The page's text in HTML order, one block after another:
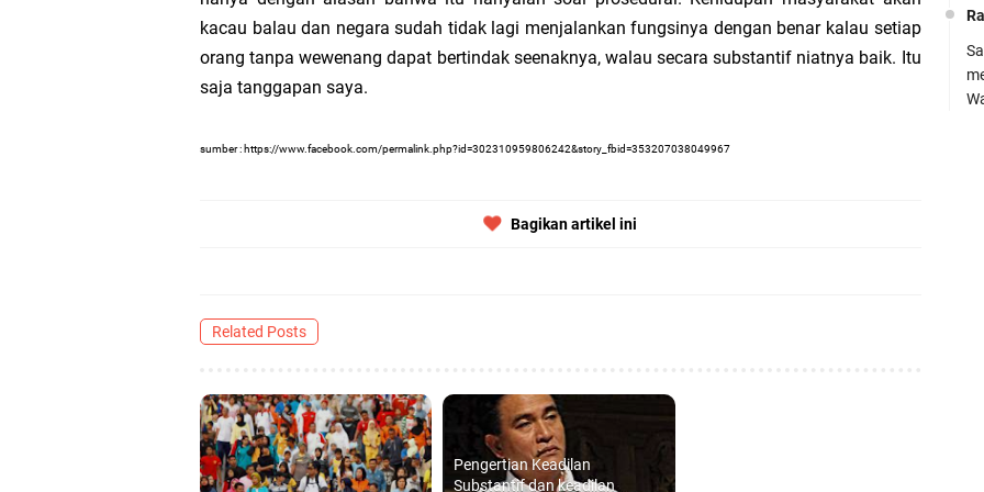
kacau balau dan negara sudah tidak lagi menjalankan fungsinya dengan benar kalau setiap
orang tanpa wewenang dapat bertindak seenaknya, walau secara substantif niatnya baik. Itu
saja tanggapan saya.
sumber : https://www.facebook.com/permalink.php?id=302310959806242&story_fbid=353207038049967
Bagikan artikel ini
Related Posts
Pengertian Keadilan
Substantif dan keadilan